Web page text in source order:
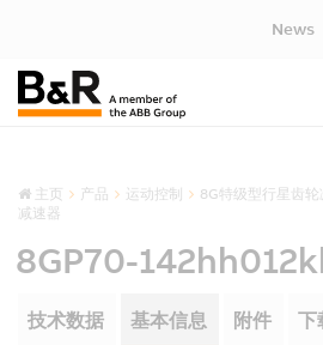
News
主页 产品 运动控制 8G特级型行星齿轮
减速器
8GP70-
技术数据 基本信息 附件 下